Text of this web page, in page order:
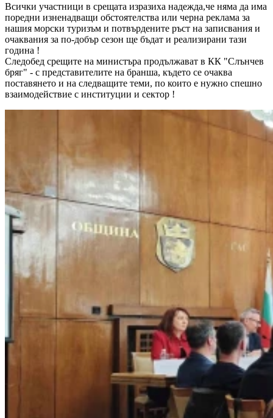
Всички участници в срещата изразиха надежда,че няма да има
поредни изненадващи обстоятелства или черна реклама за
нашия морски туризъм и потвърдените ръст на записвания и
очаквания за по-добър сезон ще бъдат и реализирани тази
година !
Следобед срещите на министъра продължават в КК "Слънчев
бряг" - с представителите на бранша, където се очаква
поставянето и на следващите теми, по които е нужно спешно
взаимодействие с институции и сектор !